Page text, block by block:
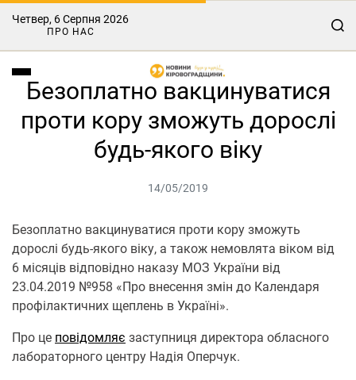
Четвер, 6 Серпня 2026
ПРО НАС
Безоплатно вакцинуватися
проти кору зможуть дорослі
будь-якого віку
14/05/2019
Безоплатно вакцинуватися проти кору зможуть
дорослі будь-якого віку, а також немовлята віком від
6 місяців відповідно наказу МОЗ України від
23.04.2019 №958 «Про внесення змін до Календаря
профілактичних щеплень в Україні».
Про це повідомляє заступниця директора обласного
лабораторного центру Надія Оперчук.